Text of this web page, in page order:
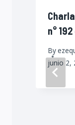
n°
By
junio 2,